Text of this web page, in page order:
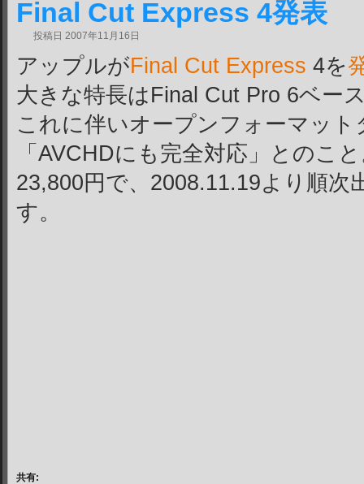
Final Cut Express 4発表
投稿日 2007年11月16日
アップルがFinal Cut Express 4を
大きな特長はFinal Cut Pro 6ベー
これに伴いオープンフォーマッ
「AVCHDにも完全対応」とのこ
23,800円で、2008.11.19より順次
す。
共有: